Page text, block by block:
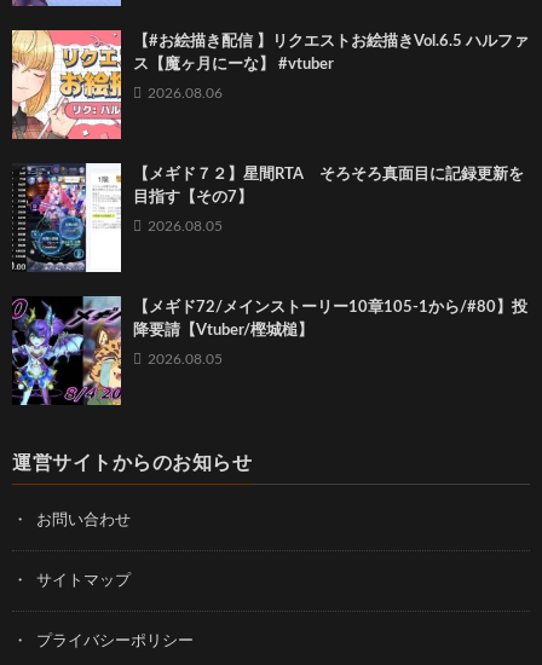
【#お絵描き配信 】リクエストお絵描きVol.6.5 ハルファ
ス【魔ヶ月にーな】 #vtuber
2026.08.06
【メギド７２】星間RTA そろそろ真面目に記録更新を
目指す【その7】
2026.08.05
【メギド72/メインストーリー10章105-1から/#80】投
降要請【Vtuber/樫城槌】
2026.08.05
運営サイトからのお知らせ
お問い合わせ
サイトマップ
プライバシーポリシー